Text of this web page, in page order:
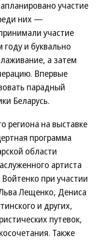
участие
них —
участие
и буквально
а затем
Впервые
парадный
Беларусь.
региона на выставке
программа
области
артиста
при участии
Лещенко, Дениса
и других,
путевок,
Также